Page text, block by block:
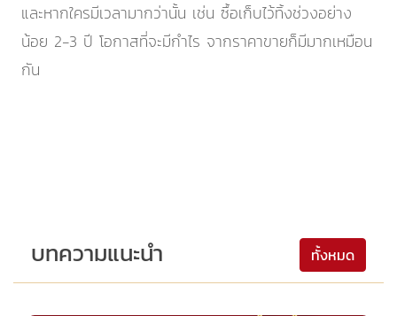
และหากใครมีเวลามากว่านั้น เช่น ซื้อเก็บไว้ทิ้งช่วงอย่าง
น้อย 2-3 ปี โอกาสที่จะมีกำไร จากราคาขายก็มีมากเหมือน
กัน
บทความแนะนำ ทั้งหมด